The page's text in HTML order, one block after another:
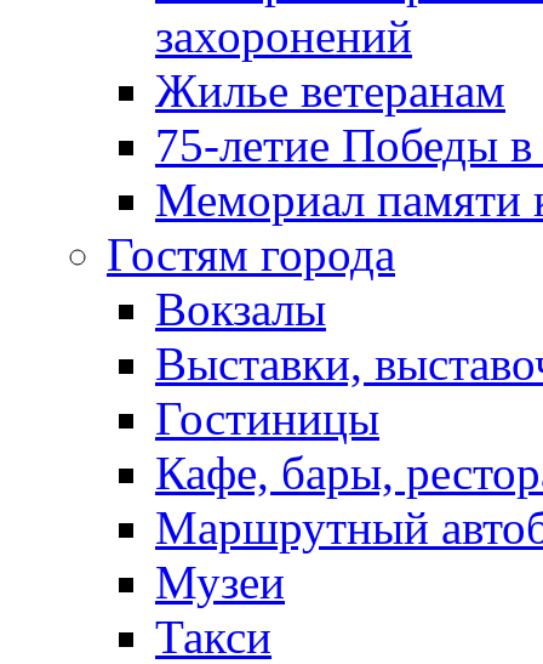
захоронений
Жилье ветеранам
75-летие Победы
Мемориал памяти
Гостям города
Вокзалы
Выставки,
Гостиницы
Кафе, бары,
Маршрутный
Музеи
Такси